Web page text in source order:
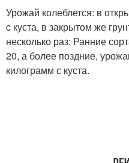
Урожай колеблется: в
c куста, в закрытом же
несколько раз: Ранние
20, а более поздние,
килограмм с куста.